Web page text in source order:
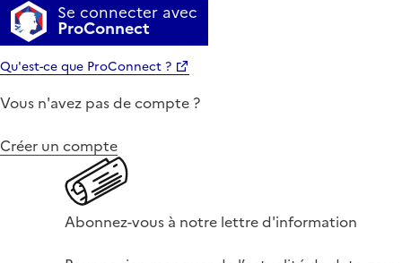
Se connecter avec
ProConnect
Qu'est-ce que ProConnect ?
Vous n'avez pas de compte ?
Créer un compte
Abonnez-vous à notre lettre d'information